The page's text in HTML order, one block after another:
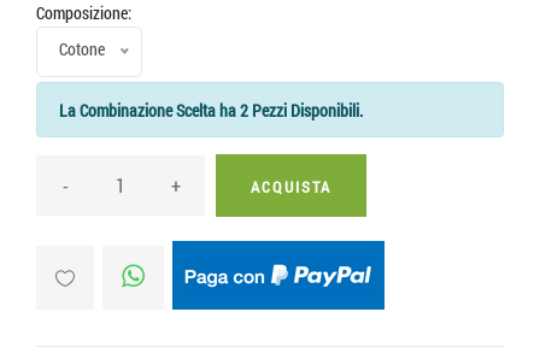
Composizione:
Cotone
La Combinazione Scelta ha 2 Pezzi Disponibili.
- + ACQUISTA